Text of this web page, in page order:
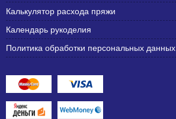
Калькулятор расхода пряжи
Календарь рукоделия
Политика обработки персональных данных